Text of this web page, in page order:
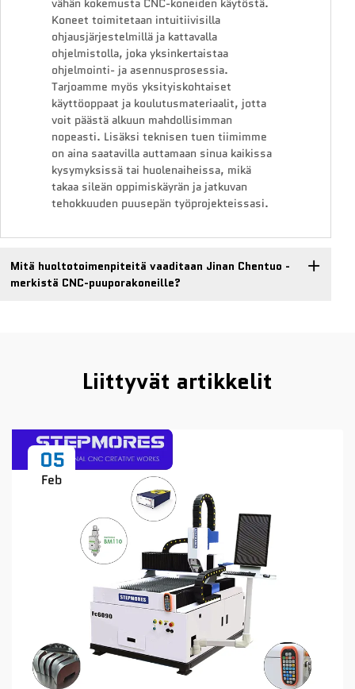
vähän kokemusta CNC-koneiden käytöstä.
Koneet toimitetaan intuitiivisilla
ohjausjärjestelmillä ja kattavalla
ohjelmistolla, joka yksinkertaistaa
ohjelmointi- ja asennusprosessia.
Tarjoamme myös yksityiskohtaiset
käyttöoppaat ja koulutusmateriaalit, jotta
voit päästä alkuun mahdollisimman
nopeasti. Lisäksi teknisen tuen tiimimme
on aina saatavilla auttamaan sinua kaikissa
kysymyksissä tai huolenaiheissa, mikä
takaa sileän oppimiskäyrän ja jatkuvan
tehokkuuden puusepän työprojekteissasi.
Mitä huoltotoimenpiteitä vaaditaan Jinan Chentuo -
merkistä CNC-puuporakoneille?
Liittyvät artikkelit
05
Feb